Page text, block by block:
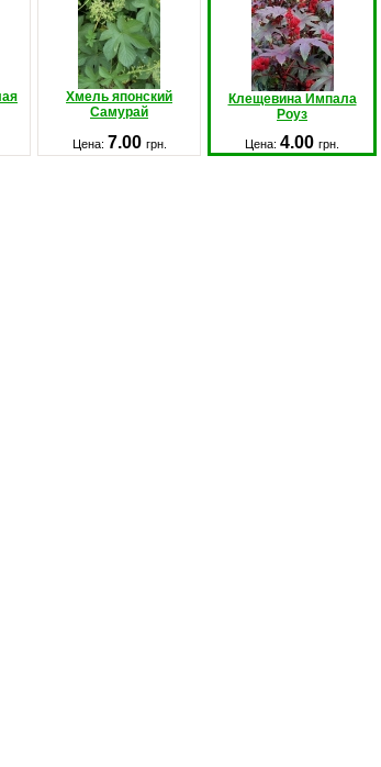
Хмель японский
Самурай
Клещевина Импала
Роуз
Цена: 7.00 грн. Цена: 4.00 грн.